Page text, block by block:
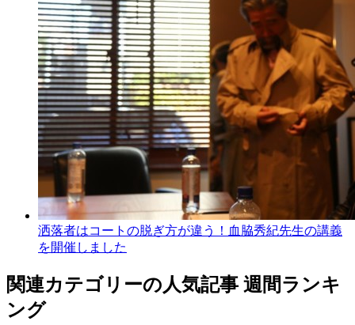
洒落者はコートの脱ぎ方が違う！血脇秀紀先生の講義
を開催しました
関連カテゴリーの人気記事 週間ランキ
ング